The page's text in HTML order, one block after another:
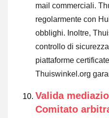
mail commerciali.
regolarmente con
obblighi. Inoltre,
controllo di
piattaforme
Thuiswinkel.org
Valida
Comitato